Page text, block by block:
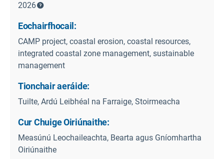
2026
Eochairfhocail:
CAMP project, coastal erosion, coastal resources,
integrated coastal zone management, sustainable
management
Tionchair aeráide:
Tuilte, Ardú Leibhéal na Farraige, Stoirmeacha
Cur Chuige Oiriúnaithe:
Measúnú Leochaileachta, Bearta agus Gníomhartha
Oiriúnaithe